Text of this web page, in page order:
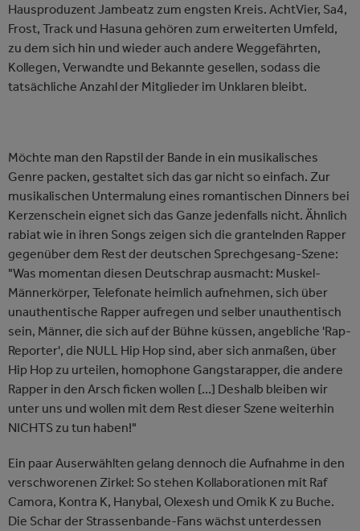
Hausproduzent Jambeatz zum engsten Kreis. AchtVier, Sa4,
Frost, Track und Hasuna gehören zum erweiterten Umfeld,
zu dem sich hin und wieder auch andere Weggefährten,
Kollegen, Verwandte und Bekannte gesellen, sodass die
tatsächliche Anzahl der Mitglieder im Unklaren bleibt.
Möchte man den Rapstil der Bande in ein musikalisches
Genre packen, gestaltet sich das gar nicht so einfach. Zur
musikalischen Untermalung eines romantischen Dinners bei
Kerzenschein eignet sich das Ganze jedenfalls nicht. Ähnlich
rabiat wie in ihren Songs zeigen sich die grantelnden Rapper
gegenüber dem Rest der deutschen Sprechgesang-Szene:
"Was momentan diesen Deutschrap ausmacht: Muskel-
Männerkörper, Telefonate heimlich aufnehmen, sich über
unauthentische Rapper aufregen und selber unauthentisch
sein, Männer, die sich auf der Bühne küssen, angebliche 'Rap-
Reporter', die NULL Hip Hop sind, aber sich anmaßen, über
Hip Hop zu urteilen, homophone Gangstarapper, die andere
Rapper in den Arsch ficken wollen [...] Deshalb bleiben wir
unter uns und wollen mit dem Rest dieser Szene weiterhin
NICHTS zu tun haben!"
Ein paar Auserwählten gelang dennoch die Aufnahme in den
verschworenen Zirkel: So stehen Kollaborationen mit Raf
Camora, Kontra K, Hanybal, Olexesh und Omik K zu Buche.
Die Schar der Strassenbande-Fans wächst unterdessen